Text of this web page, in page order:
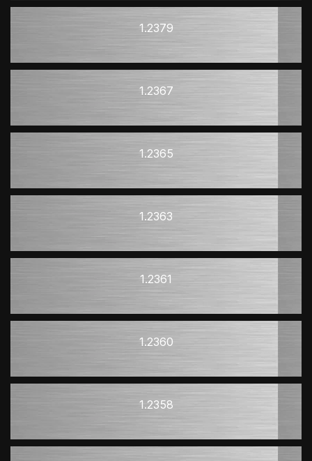
1.2379
1.2367
1.2365
1.2363
1.2361
1.2360
1.2358